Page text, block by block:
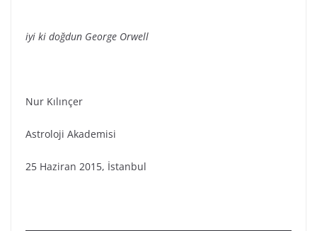
iyi ki doğdun George Orwell
Nur Kılınçer
Astroloji Akademisi
25 Haziran 2015, İstanbul